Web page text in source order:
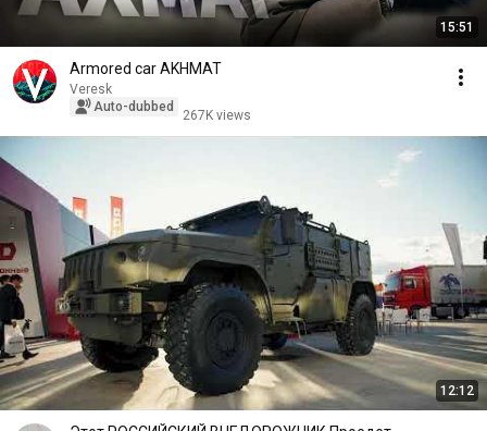
15:51
Armored car AKHMAT
Veresk
Auto-dubbed
267K views
12:12